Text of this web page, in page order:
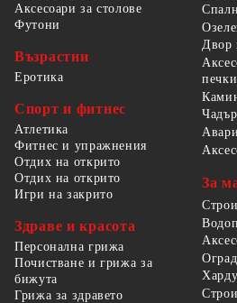
Аксесоари за столове
Футони
Възрастни
Еротика
Спорт и фитнес
Атлетика
Фитнес и упражнения
Отдих на открито
Отдих на открито
Игри на закрито
Здраве и красота
Персонална грижа
Почистване и грижа за
бижута
Грижа за здравето
Двор
За